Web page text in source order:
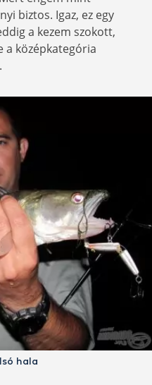
biztos. Igaz, ez egy
a kezem szokott,
a középkategória
hala